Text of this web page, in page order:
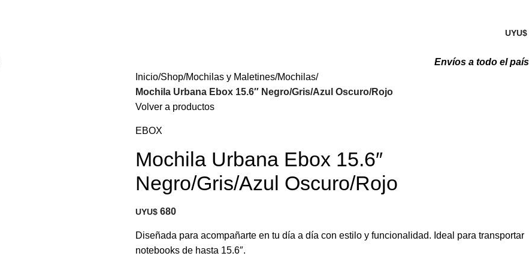
UYU$
Envíos a todo el
Inicio Shop Mochilas y Maletines Mochilas
Mochila Urbana Ebox 15.6″ Negro/Gris/Azul Oscuro/Rojo
Volver a productos
EBOX
Mochila Urbana Ebox 15.6″
Negro/Gris/Azul Oscuro/Rojo
UYU$ 680
Diseñada para acompañarte en tu día a día con estilo y funcionalidad. Ideal para transportar
notebooks de hasta 15.6″.